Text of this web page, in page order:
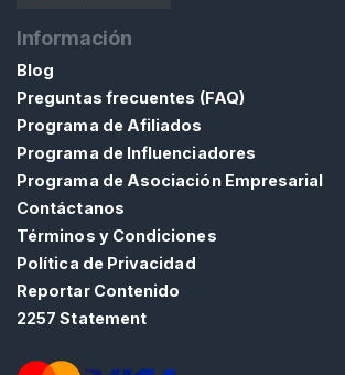
Información
Blog
Preguntas frecuentes (FAQ)
Programa de Afiliados
Programa de Influenciadores
Programa de Asociación Empresarial
Contáctanos
Términos y Condiciones
Política de Privacidad
Reportar Contenido
2257 Statement